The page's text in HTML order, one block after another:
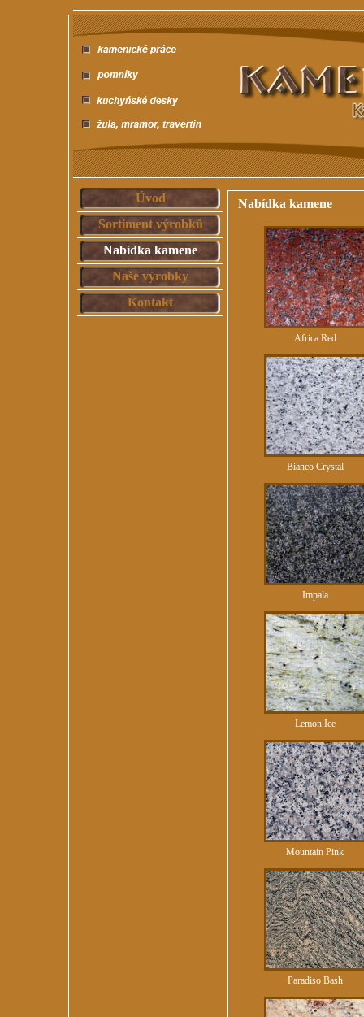
Úvod
Sortiment výrobků
Nabídka kamene
Naše výrobky
Kontakt
Nabídka kamene
Africa Red
Bianco Crystal
Impala
Lemon Ice
Mountain Pink
Paradiso Bash